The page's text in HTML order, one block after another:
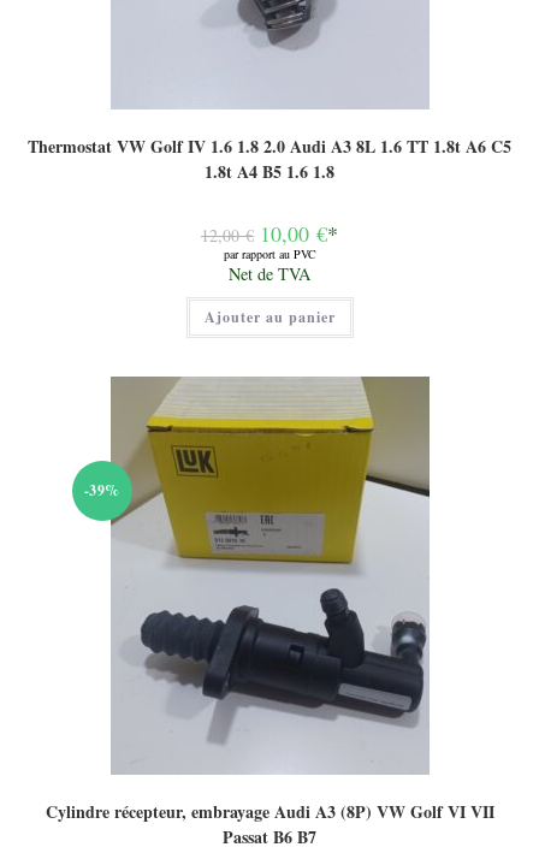
Thermostat VW Golf IV 1.6 1.8 2.0 Audi A3 8L 1.6 TT 1.8t A6 C5
1.8t A4 B5 1.6 1.8
12,00€ Le
prix
initial
était :
12,00 €.
10,00 €*
par rapport au PVC
Le
prix
actuel
est :
10,00 €.
Net de TVA
Ajouter au panier
-39%
Cylindre récepteur, embrayage Audi A3 (8P) VW Golf VI VII
Passat B6 B7